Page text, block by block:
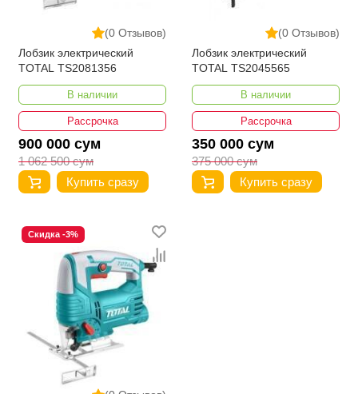
(0 Отзывов)
Лобзик электрический
TOTAL TS2081356
В наличии
Рассрочка
900 000 сум
1 062 500 сум
Купить сразу
(0 Отзывов)
Лобзик электрический
TOTAL TS2045565
В наличии
Рассрочка
350 000 сум
375 000 сум
Купить сразу
Скидка -3%